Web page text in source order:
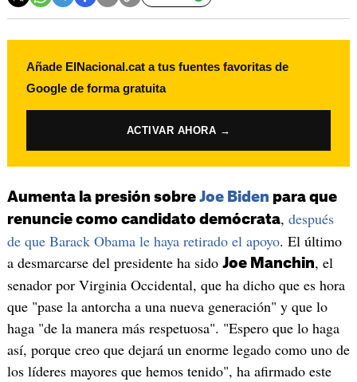
Añade ElNacional.cat a tus fuentes favoritas de
Google de forma gratuita
ACTIVAR AHORA →
Aumenta la presión sobre Joe Biden para que
renuncie como candidato demócrata, después
de que Barack Obama le haya retirado el apoyo. El último
a desmarcarse del presidente ha sido Joe Manchin, el
senador por Virginia Occidental, que ha dicho que es hora
que "pase la antorcha a una nueva generación" y que lo
haga "de la manera más respetuosa". "Espero que lo haga
así, porque creo que dejará un enorme legado como uno de
los líderes mayores que hemos tenido", ha afirmado este